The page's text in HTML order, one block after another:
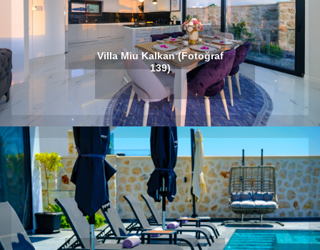
Villa Miu Kalkan (Fotoğraf
139)